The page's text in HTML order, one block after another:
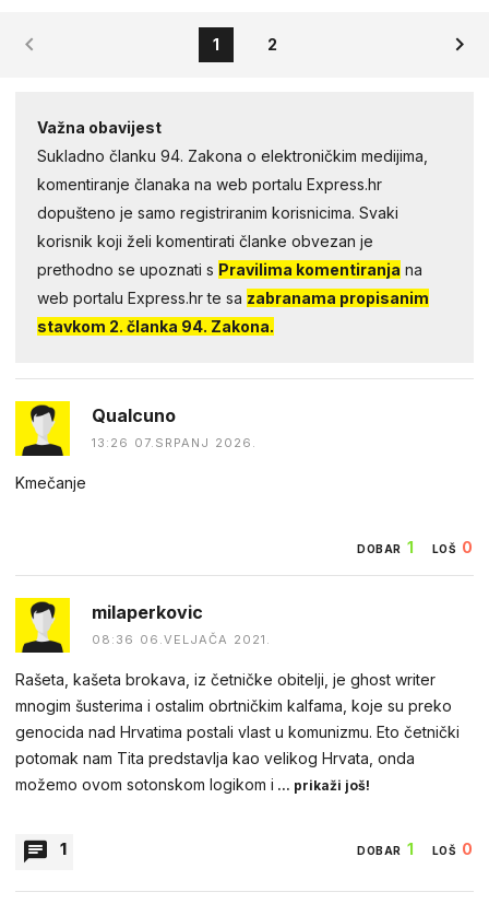
1 2
Važna obavijest
Sukladno članku 94. Zakona o elektroničkim medijima,
komentiranje članaka na web portalu Express.hr
dopušteno je samo registriranim korisnicima. Svaki
korisnik koji želi komentirati članke obvezan je
prethodno se upoznati s Pravilima komentiranja na
web portalu Express.hr te sa zabranama propisanim
stavkom 2. članka 94. Zakona.
Qualcuno
13:26 07.SRPANJ 2026.
Kmečanje
DOBAR 1 LOŠ 0
milaperkovic
08:36 06.VELJAČA 2021.
Rašeta, kašeta brokava, iz četničke obitelji, je ghost writer
mnogim šusterima i ostalim obrtničkim kalfama, koje su preko
genocida nad Hrvatima postali vlast u komunizmu. Eto četnički
potomak nam Tita predstavlja kao velikog Hrvata, onda
možemo ovom sotonskom logikom i ... prikaži još!
1 DOBAR 1 LOŠ 0